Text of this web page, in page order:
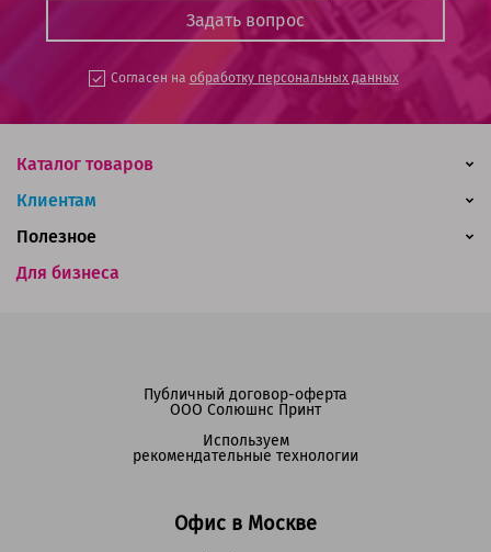
Согласен на обработку персональных данных
Каталог товаров
Клиентам
Для бизнеса
Полезное
Офис в Москве
Публичный договор-оферта
ООО Солюшнс Принт
Используем
рекомендательные технологии